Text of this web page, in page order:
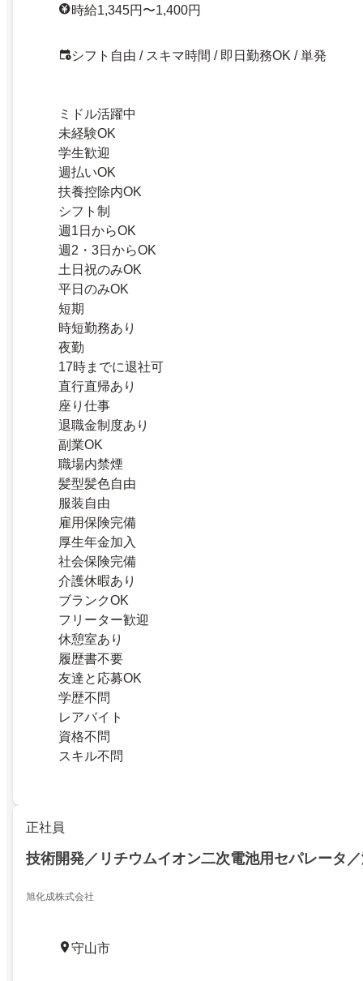
時給1,345円〜1,400円
シフト自由 / スキマ時間 / 即日勤務OK / 単発
ミドル活躍中
未経験OK
学生歓迎
週払いOK
扶養控除内OK
シフト制
週1日からOK
週2・3日からOK
土日祝のみOK
平日のみOK
短期
時短勤務あり
夜勤
17時までに退社可
直行直帰あり
座り仕事
退職金制度あり
副業OK
職場内禁煙
髪型髪色自由
服装自由
雇用保険完備
厚生年金加入
社会保険完備
介護休暇あり
ブランクOK
フリーター歓迎
休憩室あり
履歴書不要
友達と応募OK
学歴不問
レアバイト
資格不問
スキル不問
正社員
技術開発／リチウムイオン二次電池用セパレータ
旭化成株式会社
守山市